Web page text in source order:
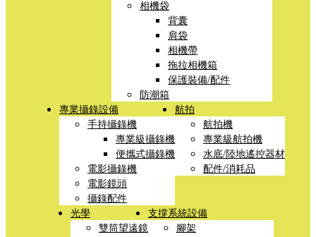
相機袋
背囊
肩袋
相機帶
拖拉相機箱
保護裝備/配件
防潮箱
專業攝錄設備
手持攝錄機
專業級攝錄機
便攜式攝錄機
電影攝錄機
電影鏡頭
攝錄配件
航拍
航拍機
專業級航拍機
水底/陸地遙控器材
配件/消耗品
光學
雙筒望遠鏡
支撐系統設備
腳架